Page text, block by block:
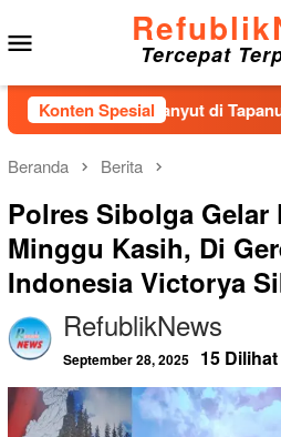
ke
konten
Tercepat
Konten Spesial
Ditemukan Hanyut di Tapanuli
Beranda Berita
Polres Sibolga Gelar
Minggu Kasih, Di
Indonesia Victorya
RefublikNews
September 28, 2025 15 Dilihat